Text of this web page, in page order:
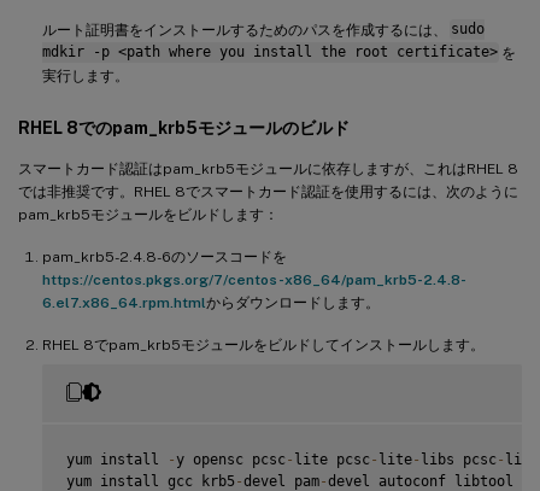
ルート証明書をインストールするためのパスを作成するには、
sudo
mdkir -p <path where you install the root certificate> を
実行します。
RHEL 8でのpam_krb5モジュールのビルド
スマートカード認証はpam_krb5モジュールに依存しますが、これはRHEL 8
では非推奨です。RHEL 8でスマートカード認証を使用するには、次のように
pam_krb5モジュールをビルドします：
pam_krb5-2.4.8-6のソースコードを
https://centos.pkgs.org/7/centos-x86_64/pam_krb5-2.4.8-
6.el7.x86_64.rpm.htmlからダウンロードします。
RHEL 8でpam_krb5モジュールをビルドしてインストールします。
yum install -y opensc pcsc - lite pcsc - lite- libs pcsc - lite
yum install gcc krb5 -devel pam-devel autoconf libtool